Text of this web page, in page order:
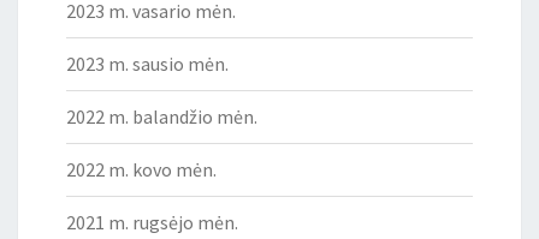
2023 m. vasario mėn.
2023 m. sausio mėn.
2022 m. balandžio mėn.
2022 m. kovo mėn.
2021 m. rugsėjo mėn.